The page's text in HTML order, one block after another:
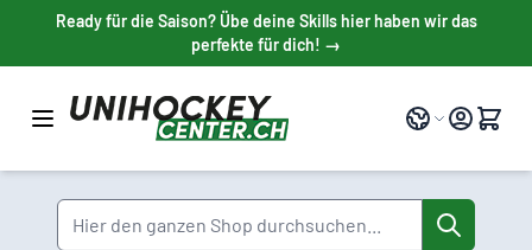
Direkt zum Inhalt
Ready für die Saison? Übe deine Skills hier haben wir das
perfekte für dich! →
Sprache
Suche